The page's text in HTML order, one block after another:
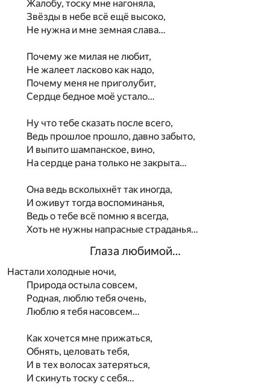
Жалобу, тоску мне нагоняла,
Звёзды в небе всё ещё высоко,
Не нужна и мне земная слава…
Почему же милая не любит,
Не жалеет ласково как надо,
Почему меня не приголубит,
Сердце бедное моё устало…
Ну что тебе сказать после всего,
Ведь прошлое прошло, давно забыто,
И выпито шампанское, вино,
На сердце рана только не закрыта…
Она ведь всколыхнёт так иногда,
И оживут тогда воспоминанья,
Ведь о тебе всё помню я всегда,
Хоть не нужны напрасные страданья…
Глаза любимой…
Настали холодные ночи,
Природа остыла совсем,
Родная, люблю тебя очень,
Люблю я тебя насовсем…
Как хочется мне прижаться,
Обнять, целовать тебя,
И в тех волосах затеряться,
И скинуть тоску с себя…